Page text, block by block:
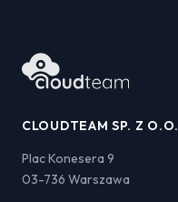
CLOUDTEAM SP. Z O.O.
Plac Konesera 9
03-736 Warszawa